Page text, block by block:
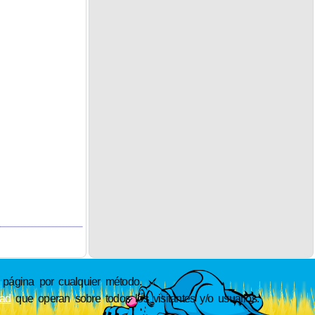
por cualquier método.
que operan sobre todos los visitantes y/o usuarios.